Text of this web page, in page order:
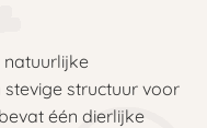
structuur voor
één dierlijke